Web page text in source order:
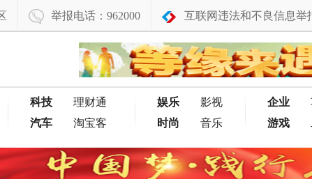
举报电话：962000 互联网违法和不良信息举
科技
理财通
汽车
淘宝客
娱乐
影视
时尚
音乐
企业
游戏